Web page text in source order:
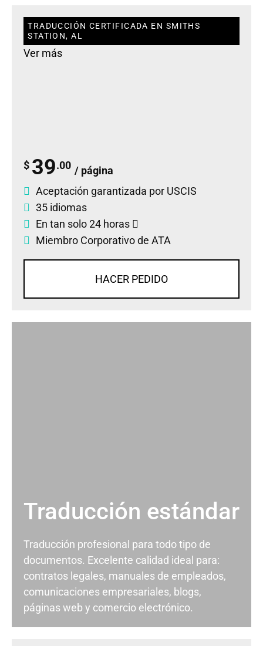
TRADUCCIÓN CERTIFICADA EN SMITHS
STATION, AL
Ver más
$ 39.00 / página
Aceptación garantizada por USCIS
35 idiomas
En tan solo 24 horas
Miembro Corporativo de ATA
HACER PEDIDO
Traducción estándar
Traducción profesional para todo tipo de
documentos. Excelente calidad ideal para:
contratos legales, manuales de empleados,
comunicaciones empresariales, blogs,
páginas web y comercio electrónico.